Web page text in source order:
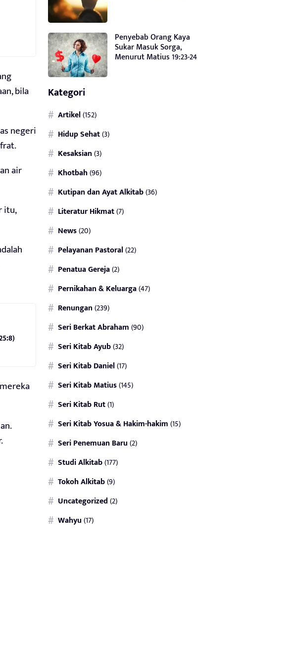
bila
negeri
air
itu,
Penyebab Orang Kaya
Sukar Masuk Sorga,
Menurut Matius 19:23-24
Kategori
Artikel(152)
Hidup Sehat(3)
Kesaksian(3)
Khotbah(96)
Kutipan dan Ayat Alkitab(36)
Literatur Hikmat(7)
News(20)
Pelayanan Pastoral(22)
Penatua Gereja(2)
Pernikahan & Keluarga(47)
Renungan(239)
Seri Berkat Abraham(90)
Seri Kitab Ayub(32)
Seri Kitab Daniel(17)
Seri Kitab Matius(145)
Seri Kitab Rut(1)
Seri Kitab Yosua & Hakim-hakim(15)
Seri Penemuan Baru(2)
Studi Alkitab(177)
Tokoh Alkitab(9)
Uncategorized(2)
Wahyu(17)